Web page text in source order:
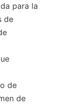
para la
de
de
de